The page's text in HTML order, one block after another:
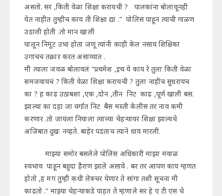
असतो. सर ,किती वेळा शिक्षा करायची ? पालकांना बोलावूनही
येत नाहीत तुम्हीच काय ती शिक्षा द्या .” पोलिस पाहून त्याची गाळण
उडाली होती .तो मान खाली
घालून निमूट उभा होता जणू त्यांनी काही केल नसाव शिक्षिका
उगाचच तक्रार करत असाव्यात .
मी त्याला जवळ बोलावलं “प्रथमेश ,इथ ये काय रे तुला किती वेळा
समजवायचं ? किती वेळा शिक्षा करायची ? तुला नाहीच सुधरायच
का ? ह काढ उठाबशा ,एक ,दोन ,तीन निट काढ ,पूर्ण खाली बस.
झाल्या का दहा जा वर्गात निट बैस मस्ती केलीस तर नाव कमी
करणार .तो जायला निघाला त्याच्या चेहऱ्यावर शिक्षा झाल्यचे
अजिबात दुखः नव्हते. बाहेर पडताच त्याने धाव मारली.
माझ्या समोर बसलेले पोलिस अधिकारी माझा मवाळ
स्वभाव पाहून बहुदा हैराण झाले असावे . बर तर आपण काय म्हणत
होतो ,ह मग तुम्ही कधी लेक्चर घेणार ते सांगा तशी सूचना मी
काढतो .” माझ्या चेहऱ्याकडे पाहत ते म्हणाले सर हे ए टी एस चे